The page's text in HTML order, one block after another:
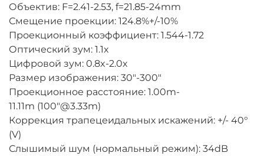
Объектив: F=2.41-2.53, f=21.85-24mm
Смещение проекции: 124.8%+/-10%
Проекционный коэффициент: 1.544-1.72
Оптический зум: 1.1x
Цифровой зум: 0.8x-2.0x
Размер изображения: 30"-300"
Проекционное расстояние: 1.00m-
11.11m (100"@3.33m)
Коррекция трапецеидальных искажений: +/- 40°
(V)
Слышимый шум (нормальный режим): 34dB